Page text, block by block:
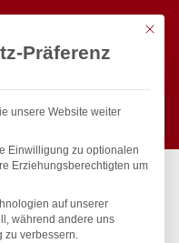
Suchen
für Profis
Mit
Präferenz
unsere Website weiter
Einwilligung zu optionalen
Erziehungsberechtigten um
auf unserer
während andere uns
zu verbessern.